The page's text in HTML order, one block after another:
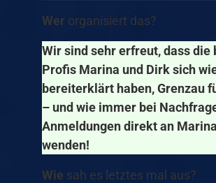
Wer organisiert das?
Wir sind sehr erfreut, dass die
Profis Marina und Dirk sich
bereiterklärt haben, Grenzau
– und wie immer bei
Anmeldungen direkt an
wenden!
Wie sah es letztes mal aus?